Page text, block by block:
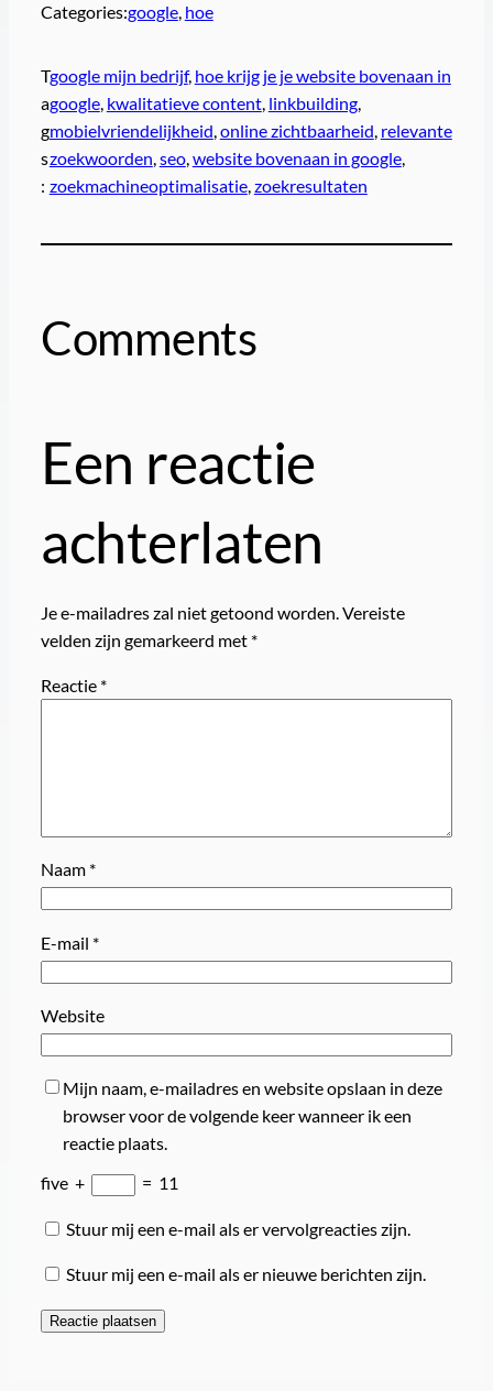
Categories:google, hoe
T
a
g
s
:
google mijn bedrijf, hoe krijg je je website bovenaan in
google, kwalitatieve content, linkbuilding
mobielvriendelijkheid online zichtbaarheid relevante
zoekwoorden seo, website bovenaan in google
zoekmachineoptimalisatie, zoekresultaten
Comments
Een reactie
achterlaten
Je e-mailadres zal niet getoond worden.Vereiste
velden zijn gemarkeerd met *
Reactie *
Naam *
E-mail *
Website
Mijn naam, e-mailadres en website opslaan in deze
browser voor de volgende keer wanneer ik een
reactie plaats.
five + = 11
Stuur mij een e-mail als er vervolgreacties zijn.
Stuur mij een e-mail als er nieuwe berichten zijn.